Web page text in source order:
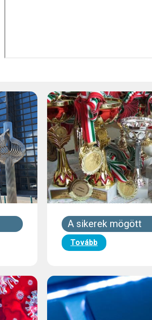
A sikerek mögött
Tovább